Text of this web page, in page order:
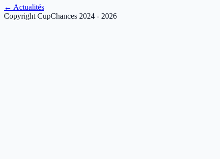
← Actualités
Copyright CupChances 2024 - 2026